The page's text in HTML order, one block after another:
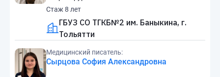
Стаж 8 лет
ГБУЗ СО ТГКБ№2 им. Баныкина, г.
Тольятти
Медицинский писатель:
Сырцова София Александровна